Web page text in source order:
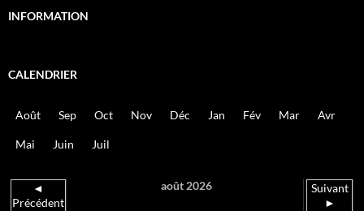
INFORMATION
CALENDRIER
Août Sep Oct Nov Déc Jan Fév Mar Avr
Mai Juin Juil
◄
Précédent
août 2026
Suivant
►